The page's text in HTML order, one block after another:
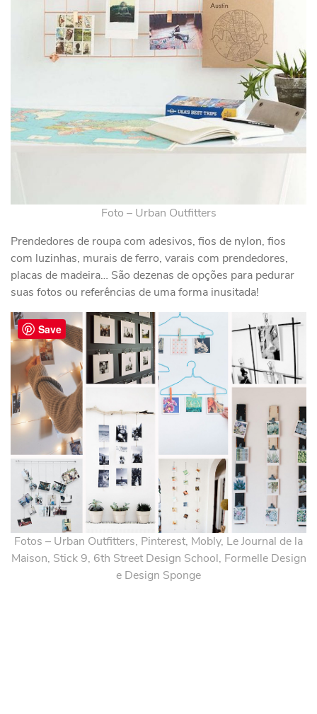
Foto – Urban Outfitters
Prendedores de roupa com adesivos, fios de nylon, fios
com luzinhas, murais de ferro, varais com prendedores,
placas de madeira… São dezenas de opções para pedurar
suas fotos ou referências de uma forma inusitada!
Fotos – Urban Outfitters, Pinterest, Mobly, Le Journal de la
Maison, Stick 9, 6th Street Design School, Formelle Design
e Design Sponge
Save